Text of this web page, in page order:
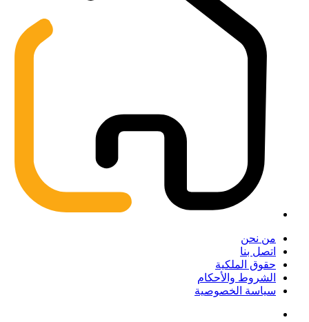
من نحن
اتصل بنا
حقوق الملكية
الشروط والأحكام
سياسة الخصوصية